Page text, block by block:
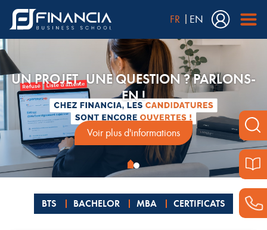
FR EN
UN PROJET, UNE QUESTION ? PARLONS-
EN !
Voir plus d'informations
BTS BACHELOR MBA CERTIFICATS